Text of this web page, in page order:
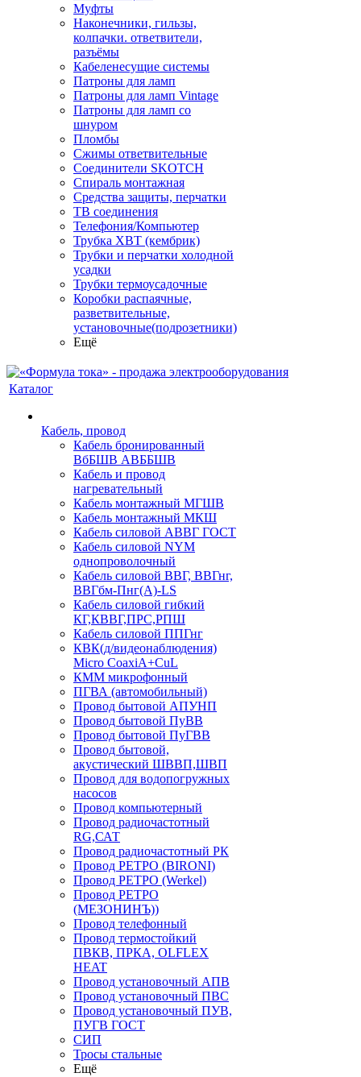
Муфты
Наконечники, гильзы,
колпачки. ответвители,
разъёмы
Кабеленесущие системы
Патроны для ламп
Патроны для ламп Vintage
Патроны для ламп со
шнуром
Пломбы
Сжимы ответвительные
Соединители SKOTCH
Спираль монтажная
Средства защиты, перчатки
ТВ соединения
Телефония/Компьютер
Трубка ХВТ (кембрик)
Трубки и перчатки холодной
усадки
Трубки термоусадочные
Коробки распаячные,
разветвительные,
установочные(подрозетники)
Ещё
Каталог
Кабель, провод
Кабель бронированный
ВбБШВ АВББШВ
Кабель и провод
нагревательный
Кабель монтажный МГШВ
Кабель монтажный МКШ
Кабель силовой АВВГ ГОСТ
Кабель силовой NYM
однопроволочный
Кабель силовой ВВГ, ВВГнг,
ВВГбм-Пнг(А)-LS
Кабель силовой гибкий
КГ,КВВГ,ПРС,РПШ
Кабель силовой ППГнг
КВК(д/видеонаблюдения)
Micro CoaxiA+CuL
КММ микрофонный
ПГВА (автомобильный)
Провод бытовой АПУНП
Провод бытовой ПуВВ
Провод бытовой ПуГВВ
Провод бытовой,
акустический ШВВП,ШВП
Провод для водопогружных
насосов
Провод компьютерный
Провод радиочастотный
RG,САТ
Провод радиочастотный РК
Провод РЕТРО (BIRONI)
Провод РЕТРО (Werkel)
Провод РЕТРО
(МЕЗОНИНЪ))
Провод телефонный
Провод термостойкий
ПВКВ, ПРКА, OLFLEX
HEAT
Провод установочный АПВ
Провод установочный ПВС
Провод установочный ПУВ,
ПУГВ ГОСТ
СИП
Тросы стальные
Ещё